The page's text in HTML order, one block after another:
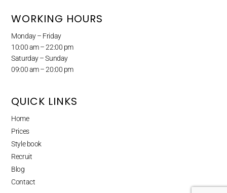
WORKING HOURS
Monday – Friday
10:00 am – 22:00 pm
Saturday – Sunday
09:00 am – 20:00 pm
QUICK LINKS
Home
Prices
Style book
Recruit
Blog
Contact